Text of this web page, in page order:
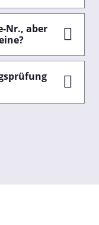
Nr., aber